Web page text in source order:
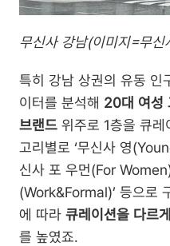
무신사 강남(이미지=무신
특히 강남 상권의 유동 인
이터를 분석해 20대 여성
브랜드 위주로 1층을 큐
고리별로 ‘무신사 영
신사 포 우먼(For
(Work&Formal)’ 등으로
에 따라 큐레이션을 다르
를 높였죠.